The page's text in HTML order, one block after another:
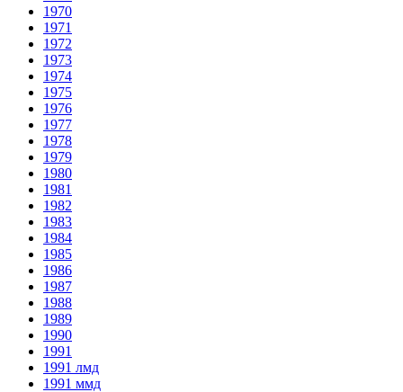
1970
1971
1972
1973
1974
1975
1976
1977
1978
1979
1980
1981
1982
1983
1984
1985
1986
1987
1988
1989
1990
1991
1991 лмд
1991 ммд